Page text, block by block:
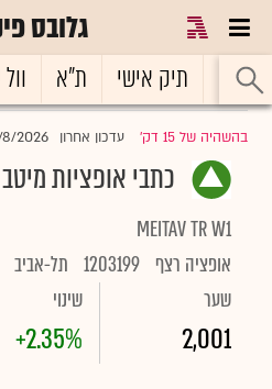
גלובס
ראשי תיק אישי ת"א
בהשהיה של 15 דק' |עדכון אחרון 2026
כתבי אופציות
MEITAV TR W1
אופציה רצף 1203199 תל-אביב
שער
2,001
שינוי
+2.35%